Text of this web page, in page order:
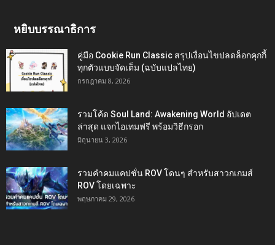
หยิบบรรณาธิการ
คู่มือ Cookie Run Classic สรุปเงื่อนไขปลดล็อกคุกกี้
ทุกตัวแบบจัดเต็ม (ฉบับแปลไทย)
กรกฎาคม 8, 2026
รวมโค้ด Soul Land: Awakening World อัปเดต
ล่าสุด แจกไอเทมฟรี พร้อมวิธีกรอก
มิถุนายน 3, 2026
รวมคำคมแคปชั่น ROV โดนๆ สำหรับสาวกเกมส์
ROV โดยเฉพาะ
พฤษภาคม 29, 2026